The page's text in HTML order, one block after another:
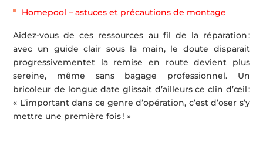
Homepool – astuces et précautions de montage
Aidez-vous de ces ressources au fil de la réparation :
avec un guide clair sous la main, le doute disparait
progressivementet la remise en route devient plus
sereine, même sans bagage professionnel. Un
bricoleur de longue date glissait d’ailleurs ce clin d’œil :
« L’important dans ce genre d’opération, c’est d’oser s’y
mettre une première fois ! »